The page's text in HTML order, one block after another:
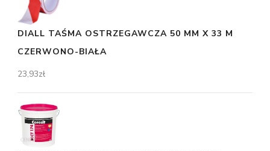
DIALL TAŚMA OSTRZEGAWCZA 50 MM X 33 M
CZERWONO-BIAŁA
23,93zł